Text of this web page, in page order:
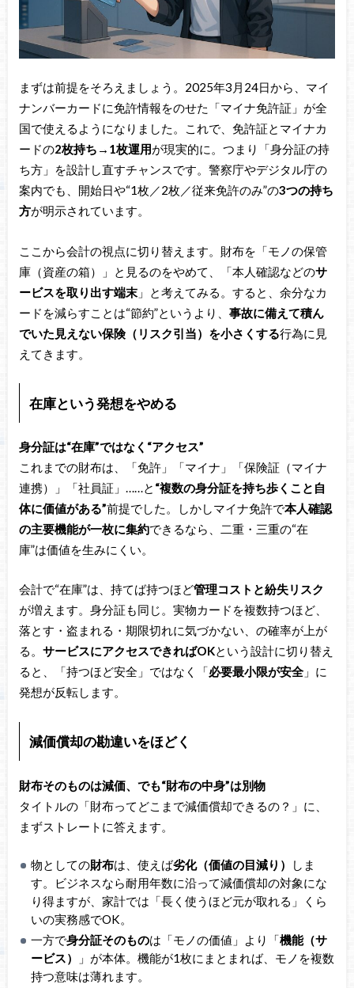
まずは前提をそろえましょう。2025年3月24日から、マイ
ナンバーカードに免許情報をのせた「マイナ免許証」が全
国で使えるようになりました。これで、免許証とマイナカ
ードの2枚持ち→1枚運用が現実的に。つまり「身分証の持
ち方」を設計し直すチャンスです。警察庁やデジタル庁の
案内でも、開始日や“1枚／2枚／従来免許のみ”の3つの持ち
方が明示されています。
ここから会計の視点に切り替えます。財布を「モノの保管
庫（資産の箱）」と見るのをやめて、「本人確認などのサ
ービスを取り出す端末」と考えてみる。すると、余分なカ
ードを減らすことは“節約”というより、 事故に備えて積ん
でいた見えない保険（リスク引当）を小さくする行為に見
えてきます。
在庫という発想をやめる
身分証は“在庫”ではなく“アクセス”
これまでの財布は、「免許」「マイナ」「保険証（マイナ
連携）」「社員証」……と “複数の身分証を持ち歩くこと自
体に価値がある”前提でした。しかしマイナ免許で本人確認
の主要機能が一枚に集約できるなら、二重・三重の“在
庫”は価値を生みにくい。
会計で“在庫”は、持てば持つほど管理コストと紛失リスク
が増えます。身分証も同じ。実物カードを複数持つほど、
落とす・盗まれる・期限切れに気づかない、の確率が上が
る。 サービスにアクセスできればOKという設計に切り替え
ると、「持つほど安全」ではなく「必要最小限が安全」に
発想が反転します。
減価償却の勘違いをほどく
財布そのものは減価、でも“財布の中身”は別物
タイトルの「財布ってどこまで減価償却できるの？」に、
まずストレートに答えます。
物としての財布は、使えば劣化（価値の目減り）
しま
す。ビジネスなら耐用年数に沿って減価償却の対象にな
り得ますが、家計では「長く使うほど元が取れる」くら
いの実務感でOK。
一方で身分証そのものは「モノの価値」より「機能（サ
ービス）
」が本体。機能が1枚にまとまれば、モノを複数
持つ意味は薄れます。